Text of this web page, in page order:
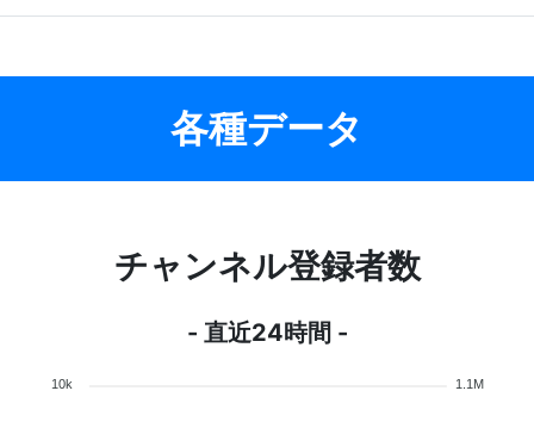
各種データ
チャンネル登録者数
- 直近24時間 -
1.1M
10k